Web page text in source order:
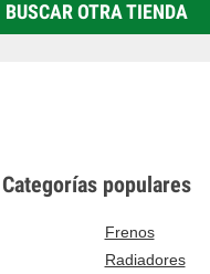
BUSCAR OTRA TIENDA
Categorías populares
Frenos
Radiadores